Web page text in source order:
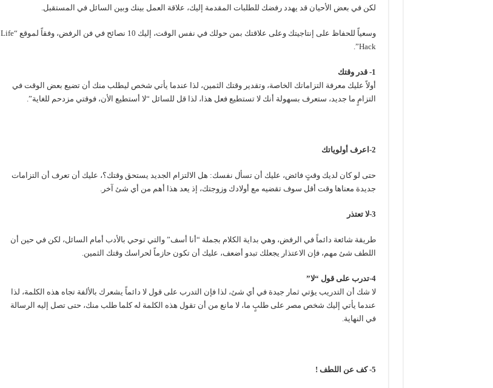
لكن في بعض الأحيان قد يهدد رفضك للطلبات المقدمة إليك، علاقة العمل بينك وبين السائل في المستقبل.
وسعياً للحفاظ على إنتاجيتك وعلى علاقتك بمن حولك في نفس الوقت، إليك 10 نصائح في فن الرفض، وفقاً لموقع “Life
Hack”.
1- قدر وقتك
أولاً عليك معرفة التزاماتك الخاصة، وتقدير وقتك الثمين، لذا عندما يأتي شخص ليطلب منك أن تضيع بعض الوقت في
التزامٍ ما جديد، ستعرف بسهولة أنك لا تستطيع فعل هذا، لذا قل للسائل “لا أستطيع الأن، فوقتي مزدحم للغاية”.
2-اعرف أولوياتك
حتى لو كان لديك وقتٍ فائض، عليك أن تسأل نفسك: هل الالتزام الجديد يستحق وقتك؟، عليك أن تعرف أن التزامات
جديدة معناها وقت أقل سوف تقضيه مع أولادك وزوجتك، إذ يعد هذا أهم من أي شئ آخر.
3-لا تعتذر
طريقة شائعة دائماً في الرفض، وهي بداية الكلام بجملة “أنا أسف” والتي توحي بالأدب أمام السائل، لكن في حين أن
اللطف شئ مهم، فإن الاعتذار يجعلك تبدو أضعف، عليك أن تكون حازماً لحراسك وقتك الثمين.
4-تدرب على قول “لا”
لا شك أن التدريب يؤتي ثمار جيدة في أي شئ، لذا فإن التدرب على قول لا دائماً يشعرك بالألفة تجاه هذه الكلمة، لذا
عندما يأتي إليك شخص مصر على طلبٍ ما، لا مانع من أن تقول هذه الكلمة له كلما طلب منك، حتى تصل إليه الرسالة
في النهاية.
5- كف عن اللطف !